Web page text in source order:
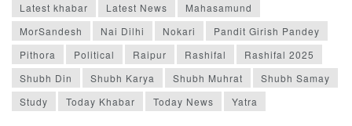
Latest khabar
Latest News
Mahasamund
MorSandesh
Nai Dilhi Nokari
Pandit Girish Pandey
Pithora
Political Raipur Rashifal
Rashifal 2025
Shubh Din
Shubh Karya Shubh Muhrat
Shubh Samay
Study
Today Khabar Today News Yatra